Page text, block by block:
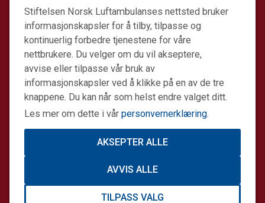
Stiftelsen Norsk Luftambulanses nettsted bruker
informasjonskapsler for å tilby, tilpasse og
kontinuerlig forbedre tjenestene for våre
nettbrukere. Du velger om du vil akseptere,
avvise eller tilpasse vår bruk av
informasjonskapsler ved å klikke på en av de tre
knappene. Du kan når som helst endre valget ditt.
Les mer om dette i vår personvernerklæring.
AKSEPTER ALLE
AVVIS ALLE
TILPASS VALG
Stiftelsen Norsk Luftambulanse er en ideell stiftelse.
Formålet er å fremme avansert prehospital akuttmedisin.
Stiftelsens datterselskap Norsk Luftambulanse Helikopter
oppdrag for staten. Sammen gjør vi en forskjell.
Informasjonskapsler og personvern